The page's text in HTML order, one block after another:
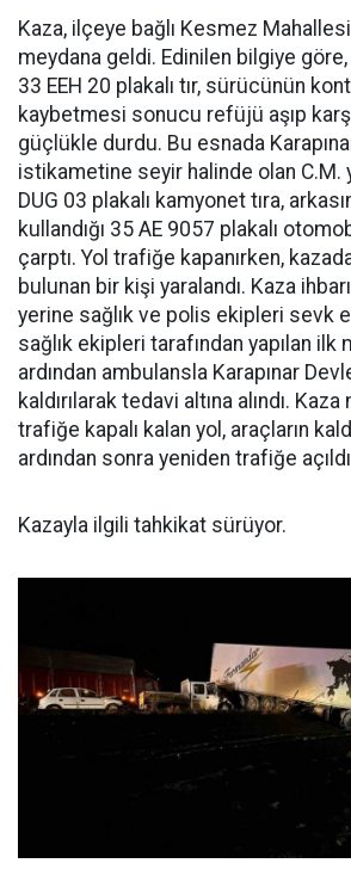
Kaza, ilçeye bağlı Kesmez Mahallesi
meydana geldi. Edinilen bilgiye
33 EEH 20 plakalı tır, sürücünün
kaybetmesi sonucu refüjü aşıp
güçlükle durdu. Bu esnada
istikametine seyir halinde olan C.M.
DUG 03 plakalı kamyonet tıra,
kullandığı 35 AE 9057 plakalı
çarptı. Yol trafiğe kapanırken,
bulunan bir kişi yaralandı. Kaza
yerine sağlık ve polis ekipleri sevk
sağlık ekipleri tarafından yapılan ilk
ardından ambulansla Karapınar
kaldırılarak tedavi altına alındı.
trafiğe kapalı kalan yol, araçların
ardından sonra yeniden trafiğe
Kazayla ilgili tahkikat sürüyor.